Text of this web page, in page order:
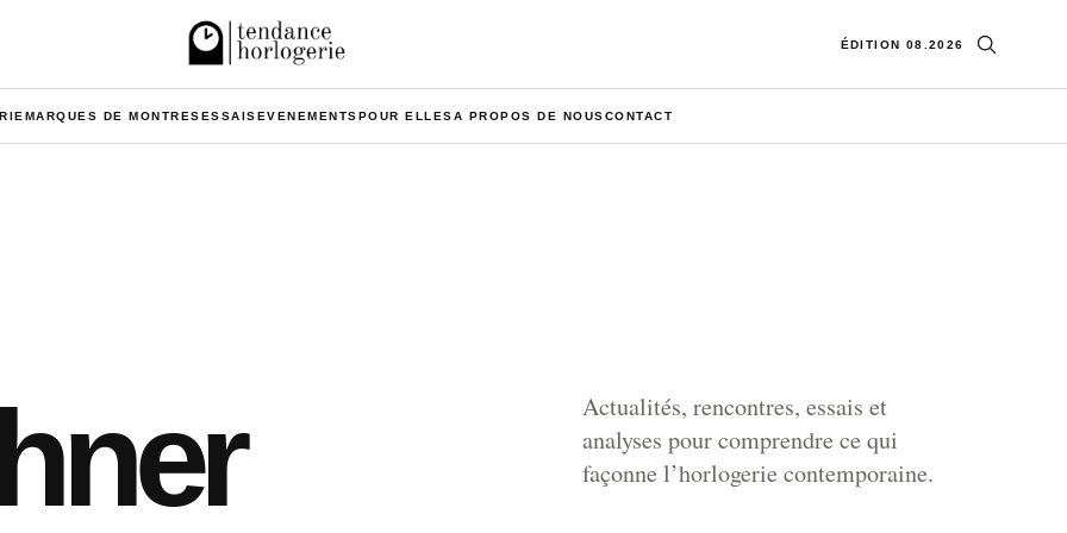
ÉDITION 08.2026 Ouvrir la
MARQUES DE MONTRESESSAISEVENEMENTSPOUR ELLESA PROPOS DE NOUSCONTACT
Actualités, rencontres, essais et
analyses pour comprendre ce qui
façonne l’horlogerie contemporaine.